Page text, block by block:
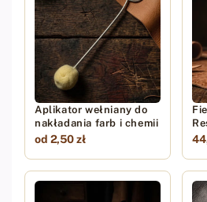
Aplikator wełniany do
nakładania farb i chemii
od 2,50 zł